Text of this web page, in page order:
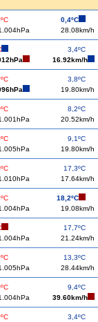
0,4ºC
28.08km/h
3,4ºC
16.92km/h
3,8ºC
19.80km/h
8,2ºC
20.52km/h
9,1ºC
19.80km/h
17,3ºC
17.64km/h
18,2ºC
19.08km/h
17,7ºC
21.24km/h
13,3ºC
28.44km/h
9,4ºC
39.60km/h
3,4ºC